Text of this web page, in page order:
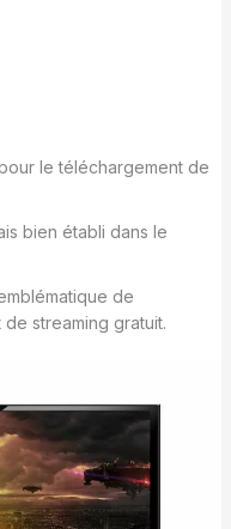
le téléchargement de
bien établi dans le
de
streaming gratuit.